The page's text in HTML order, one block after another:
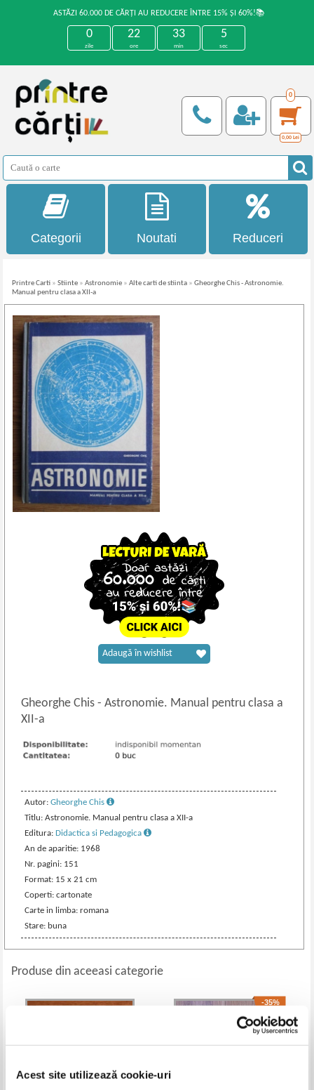
Acest site utilizează cookie-uri
ASTĂZI 60.000 DE CĂRȚI AU REDUCERE ÎNTRE 15% ȘI 60%!📚
0
zile
22
ore
33
min
4
sec
0
0,00 Lei
Categorii Noutati Reduceri
Printre Carti »Stiinte »Astronomie »Alte carti de stiinta »Gheorghe Chis - Astronomie.
Manual pentru clasa a XII-a
Gheorghe Chis- Astronomie. Manual pentru clasa a
XII-a
Autor:Gheorghe Chis
Titlu: Astronomie. Manual pentru clasa a XII-a
Editura:Didactica si Pedagogica
An de aparitie: 1968
Nr. pagini: 151
Format: 15 x 21 cm
Coperti: cartonate
Carte in limba: romana
Stare: buna
Adaugă în wishlist
Produse din aceeasi categorie
-35%